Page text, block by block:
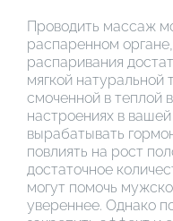
Проводить массаж
распаренном
распаривания
мягкой натуральной
смоченной в теплой
настроениях в
вырабатывать
повлиять на рост
достаточное
могут помочь
увереннее. Однако